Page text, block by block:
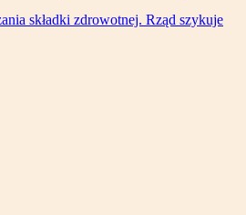
składki zdrowotnej. Rząd szykuje